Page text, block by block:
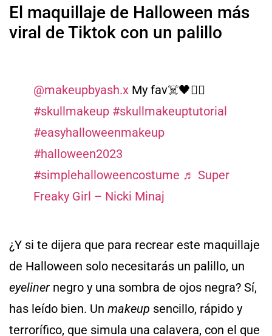
El maquillaje de Halloween más
viral de Tiktok con un palillo
@makeupbyash.x My fav☠️🖤🏴‍☠️
#skullmakeup #skullmakeuptutorial
#easyhalloweenmakeup
#halloween2023
#simplehalloweencostume ♬ Super
Freaky Girl – Nicki Minaj
¿Y si te dijera que para recrear este maquillaje
de Halloween solo necesitarás un palillo, un
eyeliner negro y una sombra de ojos negra? Sí,
has leído bien. Un makeup sencillo, rápido y
terrorífico, que simula una calavera, con el que